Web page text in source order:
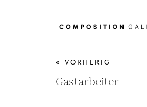
« VORHERIG
Gastarbeiter